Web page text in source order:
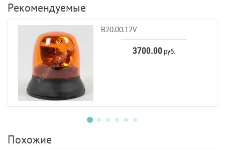
Рекомендуемые
B20.00.12V
3700.00руб.
Похожие